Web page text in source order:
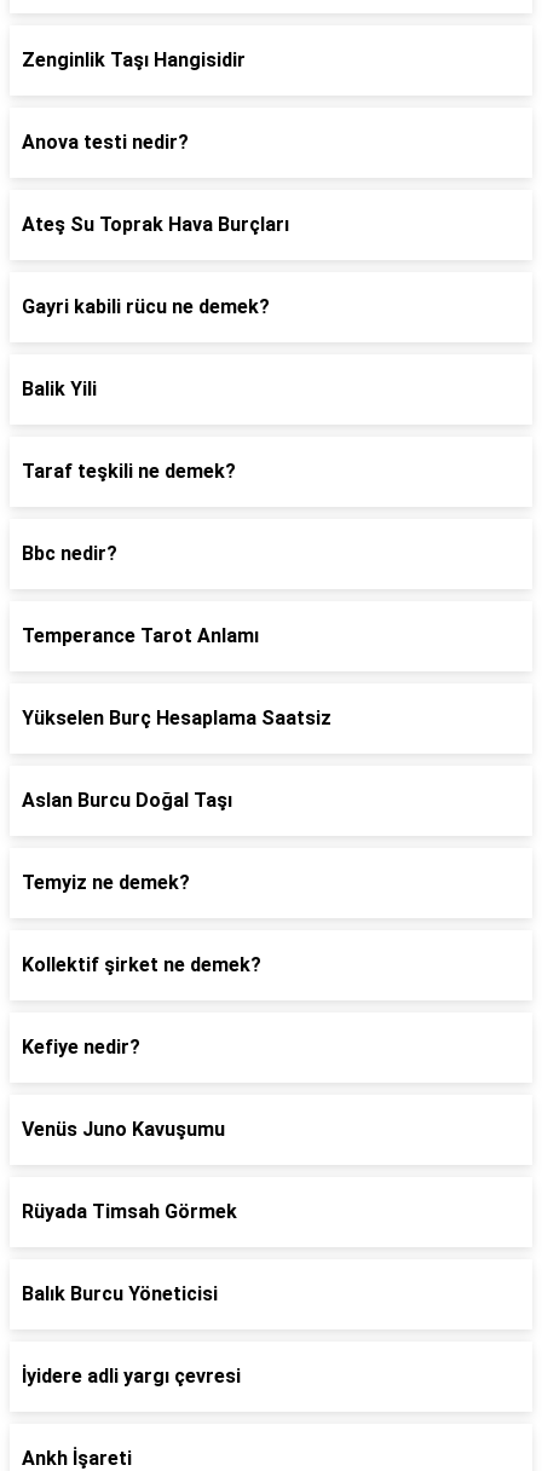
Zenginlik Taşı Hangisidir
Anova testi nedir?
Ateş Su Toprak Hava Burçları
Gayri kabili rücu ne demek?
Balik Yili
Taraf teşkili ne demek?
Bbc nedir?
Temperance Tarot Anlamı
Yükselen Burç Hesaplama Saatsiz
Aslan Burcu Doğal Taşı
Temyiz ne demek?
Kollektif şirket ne demek?
Kefiye nedir?
Venüs Juno Kavuşumu
Rüyada Timsah Görmek
Balık Burcu Yöneticisi
İyidere adli yargı çevresi
Ankh İşareti